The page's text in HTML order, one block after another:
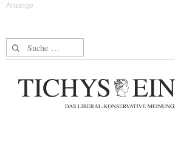
Suche nach: